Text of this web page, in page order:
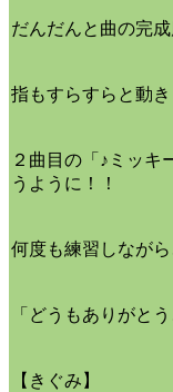
だんだんと曲の完
指もすらすらと動き
２曲目の「♪ミッキ
うように！！
何度も練習しなが
「どうもありがと
【きぐみ】